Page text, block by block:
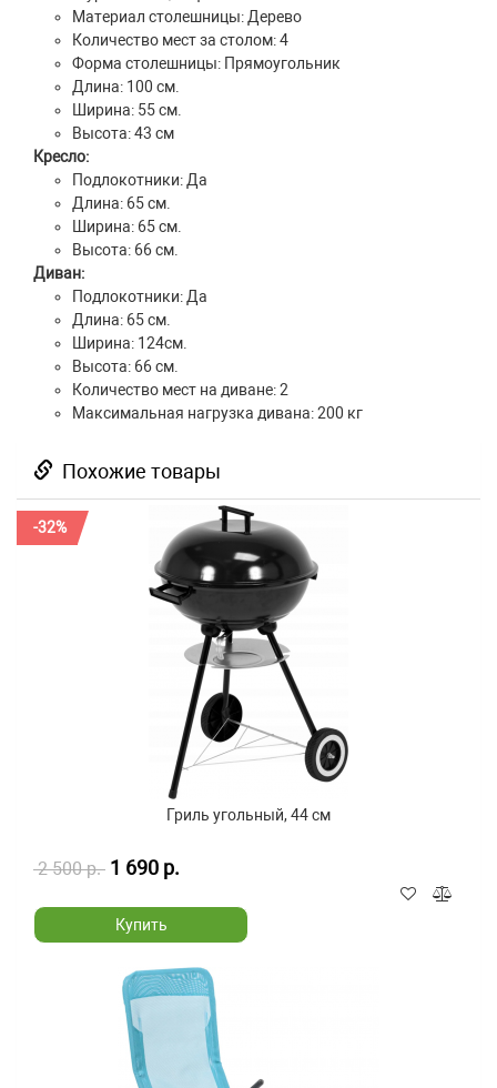
Материал столешницы: Дерево
Количество мест за столом: 4
Форма столешницы: Прямоугольник
Длина: 100 см.
Ширина: 55 см.
Высота: 43 см
Кресло:
Подлокотники: Да
Длина: 65 см.
Ширина: 65 см.
Высота: 66 см.
Диван:
Подлокотники: Да
Длина: 65 см.
Ширина: 124см.
Высота: 66 см.
Количество мест на диване: 2
Максимальная нагрузка дивана: 200 кг
Похожие товары
-32%
Гриль угольный, 44 см
2 500 р. 1 690 р.
Купить